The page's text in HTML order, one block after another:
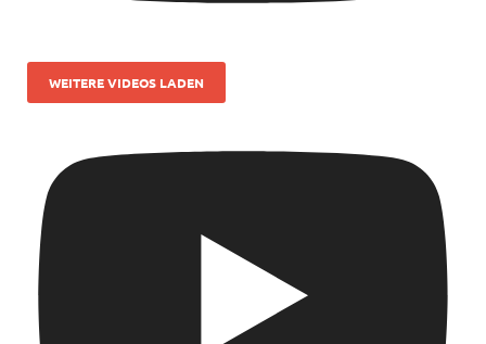
WEITERE VIDEOS LADEN